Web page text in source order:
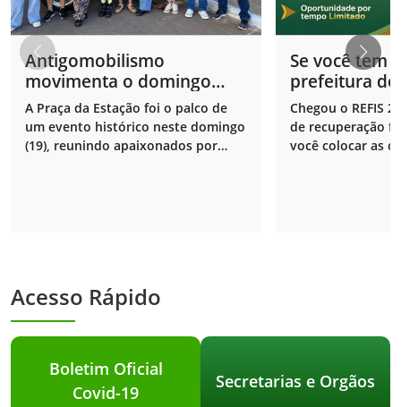
Antigomobilismo
movimenta o domingo
com muita nostalgia e
cultura em Ouvidor!
A Praça da Estação foi o palco de
um evento histórico neste domingo
(19), reunindo apaixonados por
Se você tem
prefeitura
respira
gente que
Chegou o REFIS
de recuperação
você colocar as
Acesso Rápido
Boletim Oficial
Covid-19
Secretarias e Orgãos